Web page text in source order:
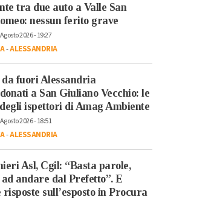
tra due auto a Valle San
nessun ferito grave
2026 - 19:27
-ALESSANDRIA
fuori Alessandria
a San Giuliano Vecchio: le
ispettori di Amag Ambiente
2026 - 18:51
-ALESSANDRIA
Asl, Cgil: “Basta parole,
andare dal Prefetto”. E
risposte sull’esposto in Procura